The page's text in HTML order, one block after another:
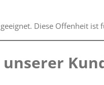
Diese Offenheit